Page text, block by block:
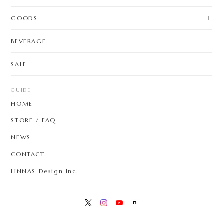
GOODS
BEVERAGE
SALE
GUIDE
HOME
STORE / FAQ
NEWS
CONTACT
LINNAS Design Inc.